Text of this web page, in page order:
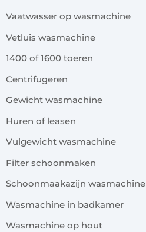
Vaatwasser op wasmachine
Vetluis wasmachine
1400 of 1600 toeren
Centrifugeren
Gewicht wasmachine
Huren of leasen
Vulgewicht wasmachine
Filter schoonmaken
Schoonmaakazijn wasmachine
Wasmachine in badkamer
Wasmachine op hout